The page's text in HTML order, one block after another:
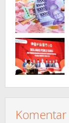
Komentar